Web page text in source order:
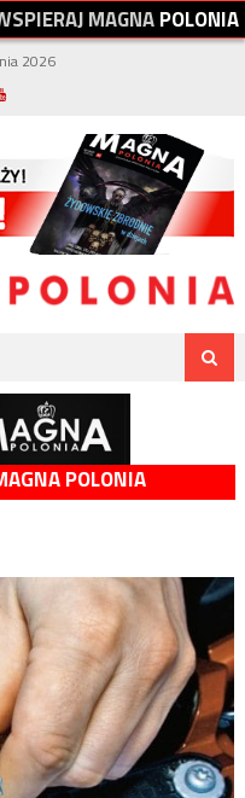
SPIERAJMAGNAPOLONIA
2026
POLONIA